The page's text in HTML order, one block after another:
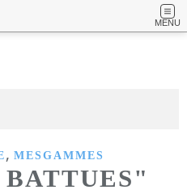
MENU
, MESGAMMES